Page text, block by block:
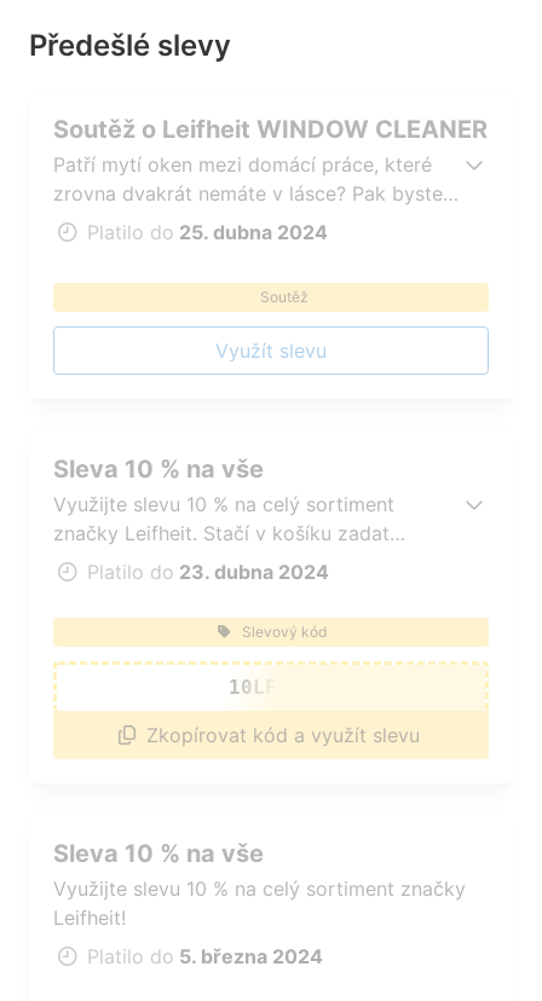
Předešlé slevy
Soutěž o Leifheit WINDOW CLEANER
Patří mytí oken mezi domácí práce, které
zrovna dvakrát nemáte v lásce? Pak byste
se měli zapojit do facebookové soutěže,
zamilujete. Mrkněte na stránku:
https://www.facebook.com/photo/?
fbid=815482790625433&set=a.553921903448191
Platilo do 25. dubna 2024
Soutěž
Využít slevu
Sleva 10 % na vše
Využijte slevu 10 % na celý sortiment
značky Leifheit. Stačí v košíku zadat
slevový kód a sleva je vaše!
Platilo do 23. dubna 2024
Slevový kód
10LFDUB
Zkopírovat kód a využít slevu
Sleva 10 % na vše
Využijte slevu 10 % na celý sortiment značky
Leifheit!
Platilo do 5. března 2024